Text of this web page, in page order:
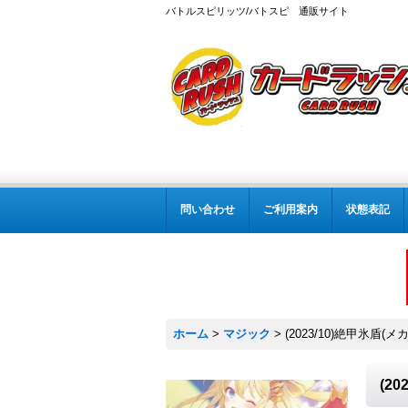
バトルスピリッツ/バトスピ 通販サイト
問い合わせ ご利用案内 状態表記
ホーム > マジック > (2023/10)絶甲氷盾(メ